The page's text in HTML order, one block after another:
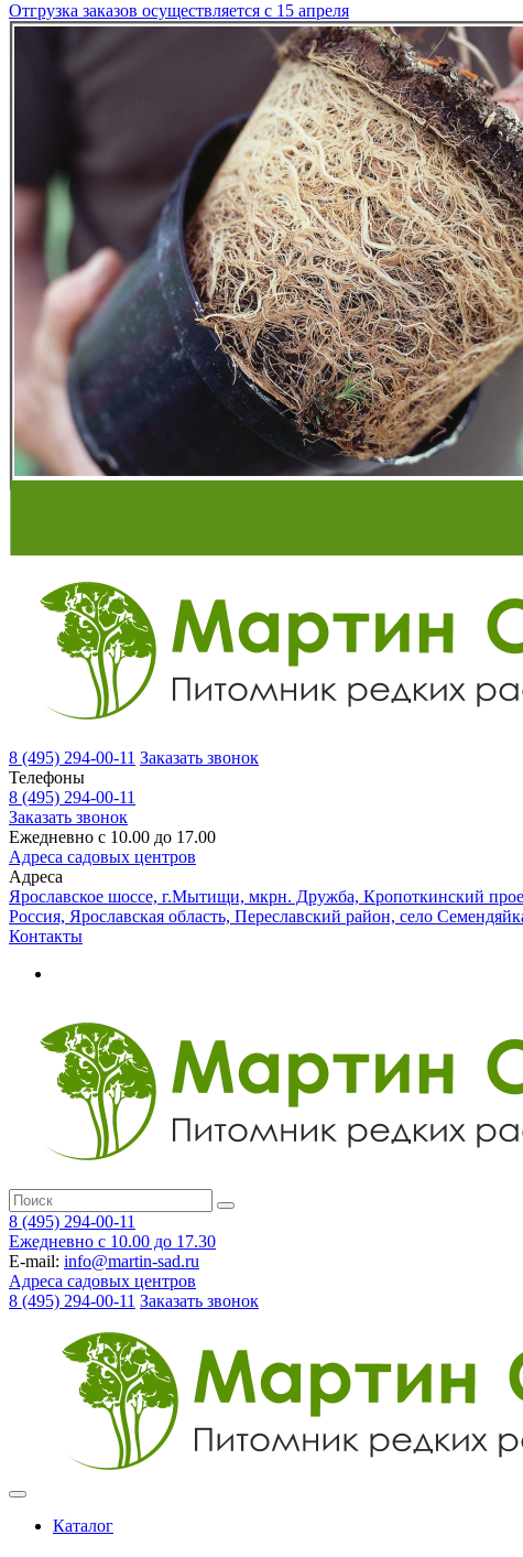
Отгрузка заказов осуществляется с 15 апреля
8 (495) 294-00-11 Заказать звонок
Телефоны
8 (495) 294-00-11
Заказать звонок
Ежедневно с 10.00 до 17.00
Адреса садовых центров
Адреса
Ярославское шоссе, г.Мытищи, мкрн. Дружба, Кропоткинский
Россия, Ярославская область, Переславский район, село
Контакты
8 (495) 294-00-11
Ежедневно с 10.00 до 17.30
E-mail: info@martin-sad.ru
Адреса садовых центров
8 (495) 294-00-11 Заказать звонок
Каталог